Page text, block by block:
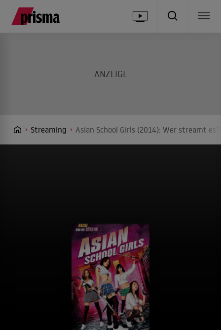
Streaming Asian School Girls (2014): Wer streamt